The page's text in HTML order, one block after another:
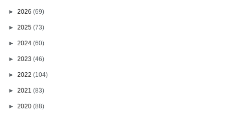
► 2026 (69)
► 2025 (73)
► 2024 (60)
► 2023 (46)
► 2022 (104)
► 2021 (83)
► 2020 (88)